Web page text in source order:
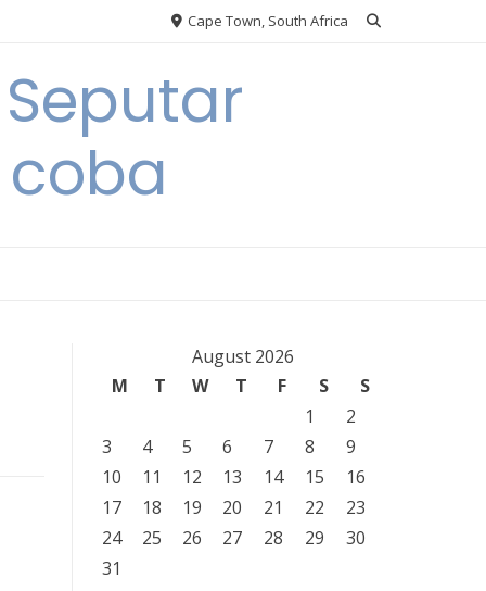
Cape Town, South Africa
Seputar
August 2026
M
T W T F S
S
1
2
3
4 5 6 7 8
9
10
11 12 13 14 15
16
17
18 19 20 21 22
23
24
25 26 27 28 29
30
31